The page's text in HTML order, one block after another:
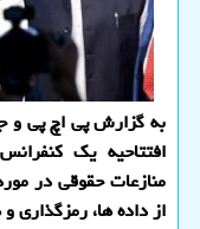
به گزارش پی اچ پی و
افتتاحیه یک
منازعات حقوقی در
از داده ها،